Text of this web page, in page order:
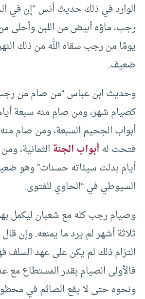
الوارد في ذلك حديث أنس “إن في
رجب، ماؤه أبيض من اللبن وأحلى
يومًا من رجب سقاه الله من ذلك
ضعيف.
وحديث ابن عباس “من صام من
كصيام شهر، ومن صام منه سبعة
أبواب الجحيم السبعة، ومن صام منه
فتحت لهأبواب الجنةالثمانية،
أيام بدلت سيئاته حسنات” وهو
السيوطي في “الحاوي للفتوى.
وصيام رجب كله مع شعبان ليكمل
ثلاثة أشهر لم يرد ما يمنعه. وإن
التزام ذلك لم يكن على عهد السلف
فالأولى الصيام بقدر المستطاع مع
ونحوه حتى لا يقع الصائم في